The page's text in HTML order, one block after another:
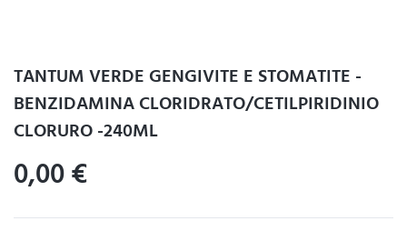
TANTUM VERDE GENGIVITE E STOMATITE -
BENZIDAMINA CLORIDRATO/CETILPIRIDINIO
CLORURO -240ML
0,00€